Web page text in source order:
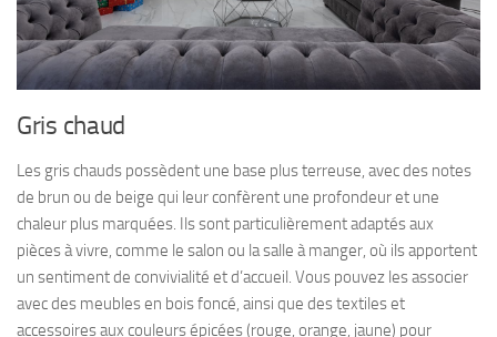
Gris chaud
Les gris chauds possèdent une base plus terreuse, avec des notes
de brun ou de beige qui leur confèrent une profondeur et une
chaleur plus marquées. Ils sont particulièrement adaptés aux
pièces à vivre, comme le salon ou la salle à manger, où ils apportent
un sentiment de convivialité et d’accueil. Vous pouvez les associer
avec des meubles en bois foncé, ainsi que des textiles et
accessoires aux couleurs épicées (rouge, orange, jaune) pour